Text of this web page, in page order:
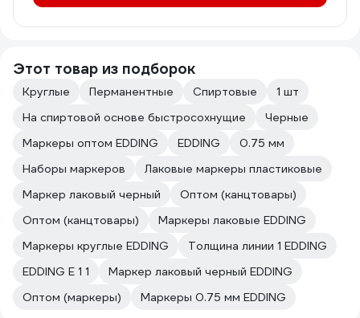
Этот товар из подборок
Круглые Перманентные Спиртовые
1 шт
На спиртовой основе быстросохнущие
Черные
Маркеры оптом EDDING
EDDING
0.75 мм
Наборы маркеров
Лаковые маркеры пластиковые
Маркер лаковый черный
Оптом (канцтовары)
Оптом (канцтовары)
Маркеры лаковые EDDING
Маркеры круглые EDDING
Толщина линии 1 EDDING
EDDING E 1 1
Маркер лаковый черный EDDING
Оптом (маркеры)
Маркеры 0.75 мм EDDING